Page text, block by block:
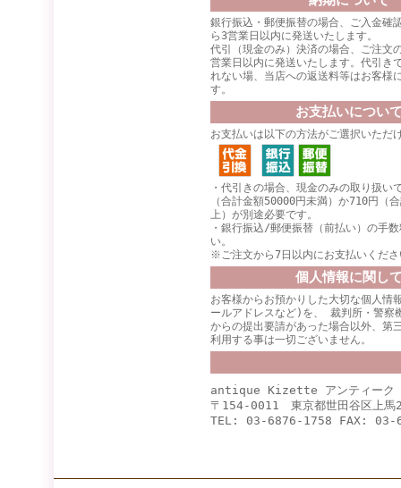
銀行振込・郵便振替の場合、ご入金確
ら3営業日以内に発送いたします。
代引（現金のみ）決済の場合、ご注文
営業日以内に発送いたします。代引き
れない場、当店への返送料等はお客様
す。
お支払いについ
お支払いは以下の方法がご選択いただ
・代引きの場合、現金のみの取り扱い
（合計金額50000円未満）か710円（
上）が別途必要です。
・銀行振込/郵便振替（前払い）の手
い。
※ご注文から7日以内にお支払いくださ
個人情報に関し
お客様からお預かりした大切な個人情
ールアドレスなど)を、 裁判所・警察
からの提出要請があった場合以外、第
利用する事は一切ございません。
antique Kizette アンティーク
〒154-0011 東京都世田谷区上
TEL: 03-6876-1758 FAX: 03-